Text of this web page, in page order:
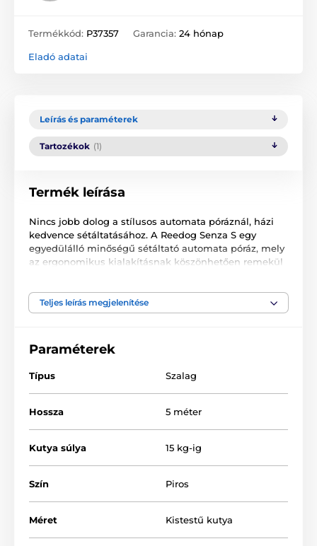
Termékkód: P37357 Garancia: 24 hónap
Eladó adatai
Leírás és paraméterek
Tartozékok (1)
Termék leírása
Nincs jobb dolog a stílusos automata póráznál, házi
kedvence sétáltatásához. A Reedog Senza S egy
egyedülálló minőségű sétáltató automata póráz, mely
az ergonomikus kialakításnak köszönhetően remekül
gombnyomással 3 fékezési módot biztosíthat. A cseh
márkájú termék ideális kiskutyák számára, 15 kg-ig.
A Reedog Senza Basic S
Teljes leírás megjelenítése
Paraméterek
Típus Szalag
Hossza 5 méter
Kutya súlya 15 kg-ig
Szín Piros
Méret Kistestű kutya